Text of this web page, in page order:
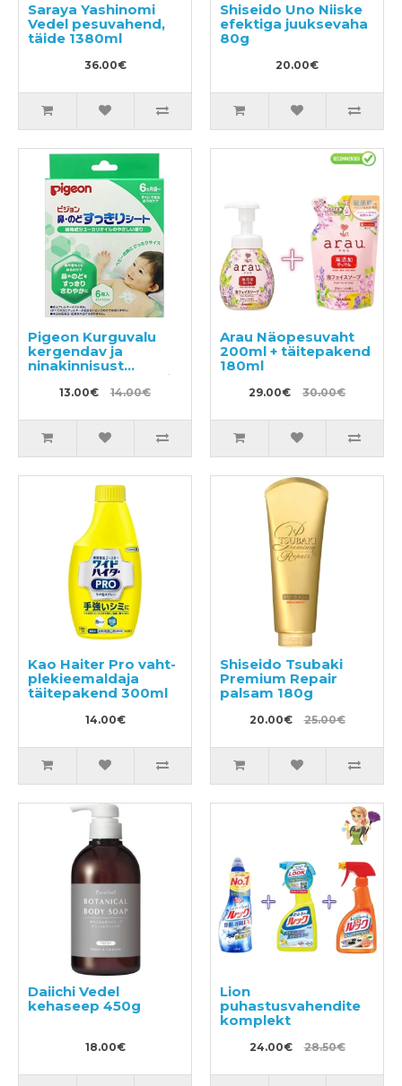
Saraya Yashinomi
Vedel pesuvahend,
täide 1380ml
36.00€
Shiseido Uno Niiske
efektiga juuksevaha
80g
20.00€
Pigeon Kurguvalu
kergendav ja
ninakinnisust
vähendav eukalüpti
õli sisaldav plaaster
elukuust 6 tk
13.00€ 14.00€
Arau Näopesuvaht
200ml + täitepakend
180ml
29.00€ 30.00€
Kao Haiter Pro vaht-
plekieemaldaja
täitepakend 300ml
14.00€
Shiseido Tsubaki
Premium Repair
palsam 180g
20.00€ 25.00€
Daiichi Vedel
kehaseep 450g
18.00€
Lion
puhastusvahendite
komplekt
24.00€ 28.50€